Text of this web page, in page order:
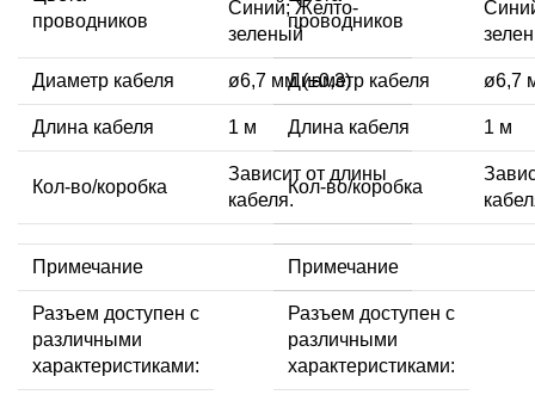
проводников
Синий; Желто-
зеленый
Диаметр кабеля ø6,7 мм (±0,3)
Длина кабеля 1 м
Кол-во/коробка
Зависит от длины
кабеля.
Примечание
Разъем доступен с
различными
характеристиками:
проводников
Диаметр кабеля ø6,7
Длина кабеля 1 м
Кол-во/коробка
Примечание
Разъем доступен с
различными
характеристиками: